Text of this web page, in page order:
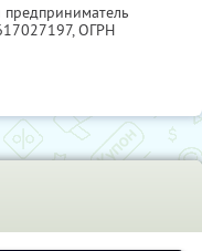
предприниматель
, ОГРН